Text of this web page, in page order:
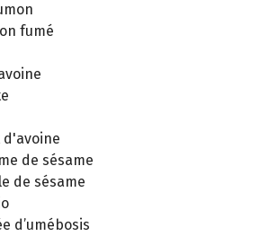
fumé
d'avoine
de sésame
de sésame
d’umébosis